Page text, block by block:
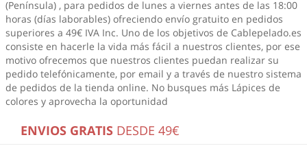
(Península) , para pedidos de lunes a viernes antes de las 18:00
horas (días laborables) ofreciendo envío gratuito en pedidos
superiores a 49€ IVA Inc. Uno de los objetivos de Cablepelado.es
consiste en hacerle la vida más fácil a nuestros clientes, por ese
motivo ofrecemos que nuestros clientes puedan realizar su
pedido telefónicamente, por email y a través de nuestro sistema
de pedidos de la tienda online. No busques más Lápices de
colores y aprovecha la oportunidad
ENVIOS GRATIS DESDE 49€